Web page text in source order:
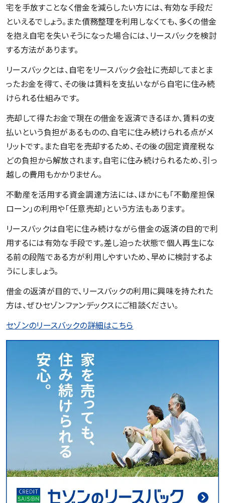
宅を手放すことなく借金を減らしたい方には、有効な手段だ
といえるでしょう。また債務整理を利用しなくても、多くの借金
を抱え自宅を失いそうになった場合には、リースバックを検討
する方法があります。
リースバックとは、自宅をリースバック会社に売却してまとま
ったお金を得て、その後は賃料を支払いながら自宅に住み続
けられる仕組みです。
売却して得たお金で現在の借金を返済できるほか、賃料の支
払いという負担があるものの、自宅に住み続けられる点がメ
リットです。また自宅を売却するため、その後の固定資産税な
どの負担から解放されます。自宅に住み続けられるため、引っ
越しの費用もかかりません。
不動産を活用する資金調達方法には、ほかにも「不動産担保
ローン」の利用や「任意売却」という方法もあります。
リースバックは自宅に住み続けながら借金の返済の目的で利
用するには有効な手段です。差し迫った状態で個人再生にな
る前の段階である方が利用しやすいため、早めに検討するよ
うにしましょう。
借金の返済が目的で、リースバックの利用に興味を持たれた
方は、ぜひセゾンファンデックスにご相談ください。
セゾンのリースバックの詳細はこちら